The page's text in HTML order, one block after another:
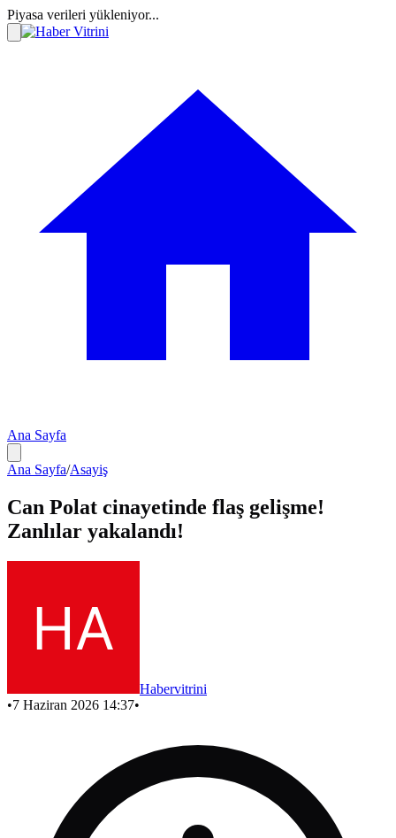
Piyasa verileri yükleniyor...
Ana Sayfa
Ana Sayfa/Asayiş
Can Polat cinayetinde flaş gelişme!
Zanlılar yakalandı!
Habervitrini
•7 Haziran 2026 14:37•